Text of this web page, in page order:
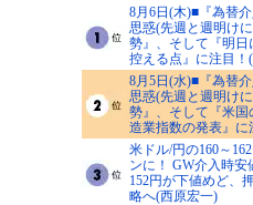
8月6日(木)■『為替
思惑(先週と週明け
勢』、そして『明
控える点』に注目！
8月5日(水)■『為替
思惑(先週と週明け
勢』、そして『米
造業指数の発表』に
米ドル/円の160～
ンに！ GW介入時安
152円が下値めど、
略へ(西原宏一)